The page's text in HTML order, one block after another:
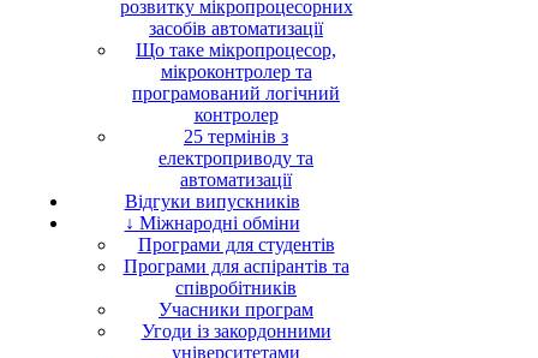
розвитку мікропроцесорних
засобів автоматизації
Що таке мікропроцесор,
мікроконтролер та
програмований логічний
контролер
25 термінів з
електроприводу та
автоматизації
Відгуки випускників
↓ Міжнародні обміни
Програми для студентів
Програми для аспірантів та
співробітників
Учасники програм
Угоди із закордонними
університетами